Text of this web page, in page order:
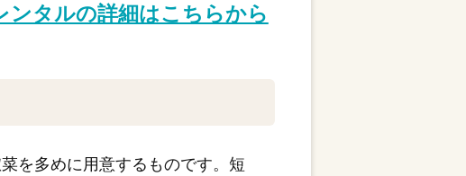
ンタルの詳細はこちらから
を多めに用意するものです。短